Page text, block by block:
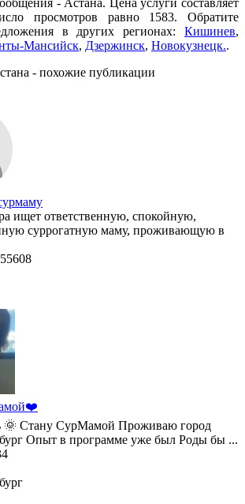
просмотров равно 1583. Обратите
в других регионах: Кишинев,
Мансийск, Дзержинск, Новокузнецк..
- похожие публикации
ищет ответственную, спокойную,
суррогатную маму, проживающую в
🌞 Стану СурМамой Проживаю город
Опыт в программе уже был Роды бы ...